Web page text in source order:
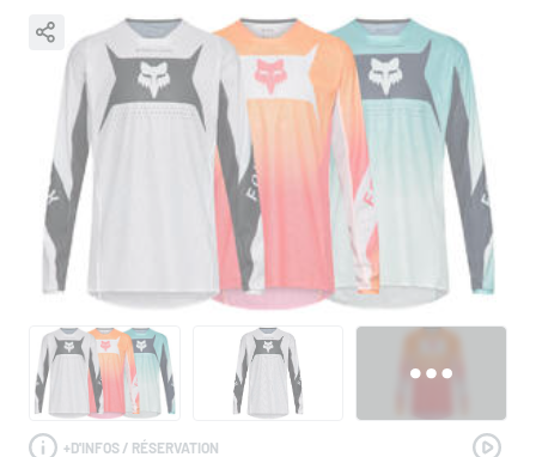
+D'INFOS / RÉSERVATION